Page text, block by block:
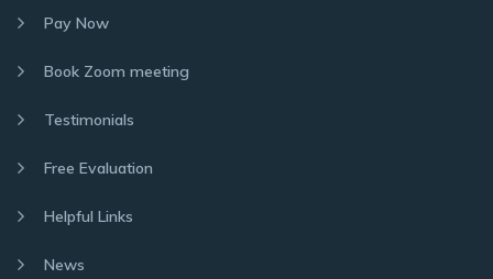
Pay Now
Book Zoom meeting
Testimonials
Free Evaluation
Helpful Links
News